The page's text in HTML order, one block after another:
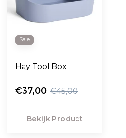
Sale
Hay Tool Box
€37,00 €45,00
Bekijk Product